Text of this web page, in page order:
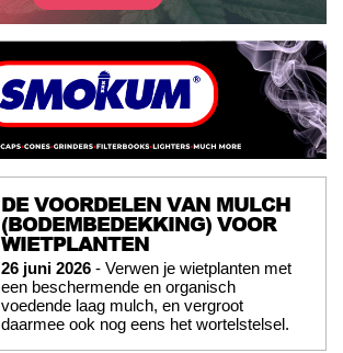
DE VOORDELEN VAN MULCH
(BODEMBEDEKKING) VOOR
WIETPLANTEN
26 juni 2026 - Verwen je wietplanten met
een beschermende en organisch
voedende laag mulch, en vergroot
daarmee ook nog eens het wortelstelsel.